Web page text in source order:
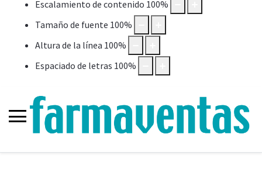
Escalamiento de contenido 100%
Tamaño de fuente 100%
Altura de la línea 100%
Espaciado de letras 100%